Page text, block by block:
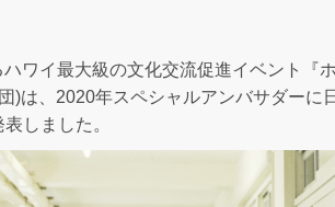
ワイ最大級の文化交流促進イベント『
)は、2020年スペシャルアンバサダーに
しました。